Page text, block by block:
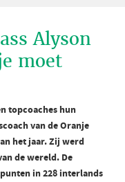
Alyson
moet
topcoaches hun
van de Oranje
het jaar. Zij werd
de wereld. De
in 228 interlands